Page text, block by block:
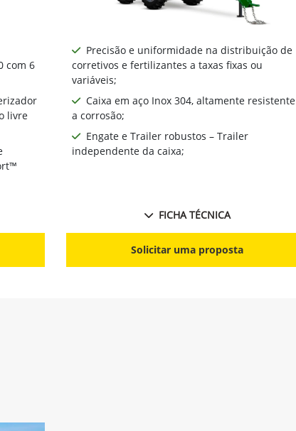
com 6
livre
Precisão e uniformidade na distribuição de
corretivos e fertilizantes a taxas fixas ou
variáveis;
Caixa em aço Inox 304, altamente resistente
a corrosão;
Engate e Trailer robustos – Trailer
independente da caixa;
FICHA TÉCNICA
Solicitar uma proposta